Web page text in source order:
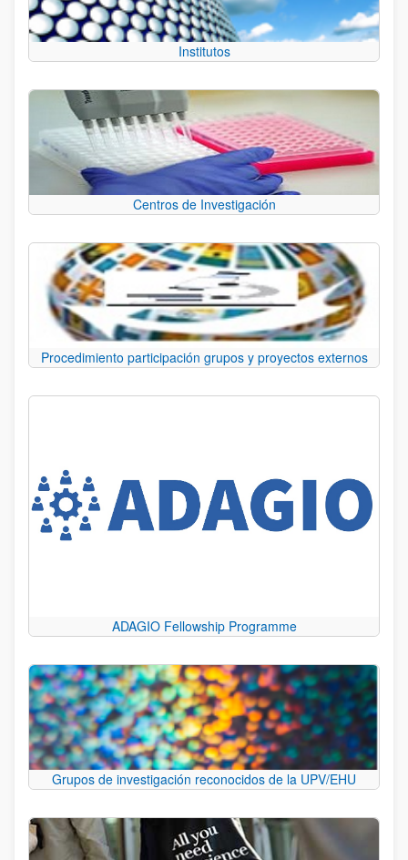
Institutos
Centros de Investigación
Procedimiento participación grupos y proyectos externos
ADAGIO Fellowship Programme
Grupos de investigación reconocidos de la UPV/EHU